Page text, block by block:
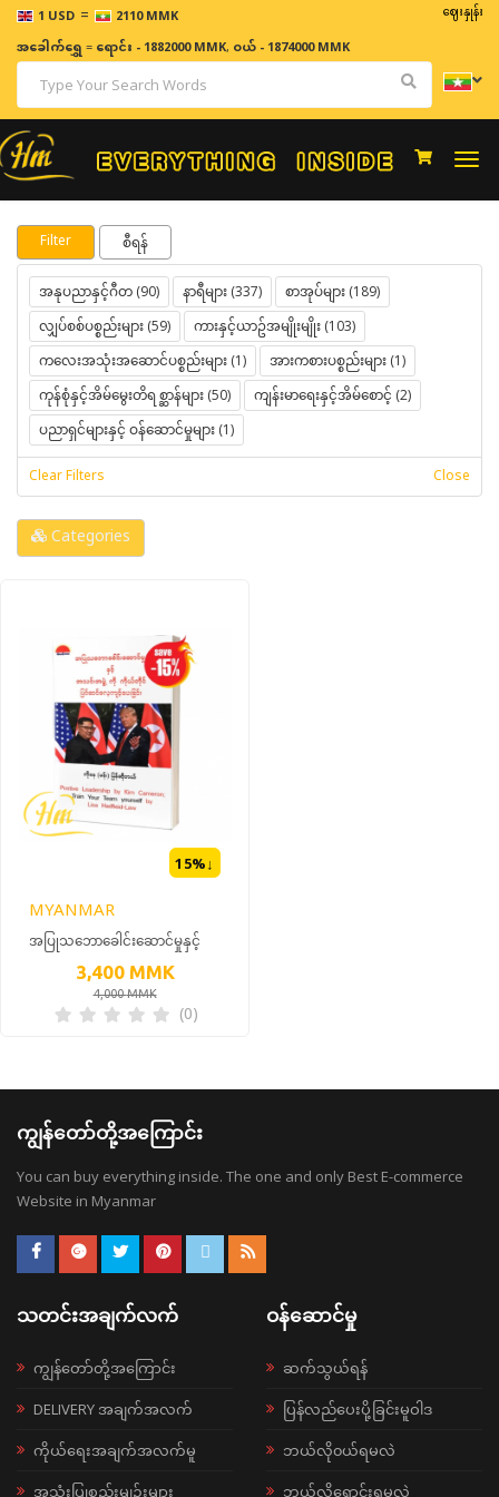
1 USD = 2110 MMK ဈေးနှုန်းမ
အခေါက်ရွှေ=ရောင်း - 1882000 MMK, ဝယ် - 1874000 MMK
Filter စီရန်
အနုပညာနှင့်ဂီတ (90) နာရီများ (337)
စာအုပ်များ (189)
လျှပ်စစ်ပစ္စည်းများ (59)
ကားနှင့်ယာဥ်အမျိုးမျိုး (103)
ကလေးအသုံးအဆောင်ပစ္စည်းများ (1)
အားကစားပစ္စည်းများ (1)
ကုန်စုံနှင့်အိမ်မွေးတိရစ္ဆာန်များ (50)
ကျန်းမာရေးနှင့်အိမ်စောင့် (2)
ပညာရှင်များနှင့် ဝန်ဆောင်မှုများ (1)
Clear Filters Close
Categories
15%↓
MYANMAR
အပြုသဘောခေါင်းဆောင်မှုနှင့်
အသင်းအဖွဲ့ကိုကိုယ်တိုင်ပြင်ဆင်
လေ့ကျင့်ပေးခြင်း
3,400 MMK
4,000 MMK
(0)
ကျွန်တော်တို့အကြောင်း
You can buy everything inside. The one and only Best E-commerce
Website in Myanmar
သတင်းအချက်လက်
ကျွန်တော်တို့အကြောင်း
DELIVERY အချက်အလက်
ကိုယ်ရေးအချက်အလက်မူ
အသုံးပြုစည်းမျဉ်းများ
ဝန်ဆောင်မှု
ဆက်သွယ်ရန်
ပြန်လည်ပေးပို့ခြင်းမူဝါဒ
ဘယ်လို၀ယ်ရမလဲ
ဘယ်လိုရောင်းရမလဲ